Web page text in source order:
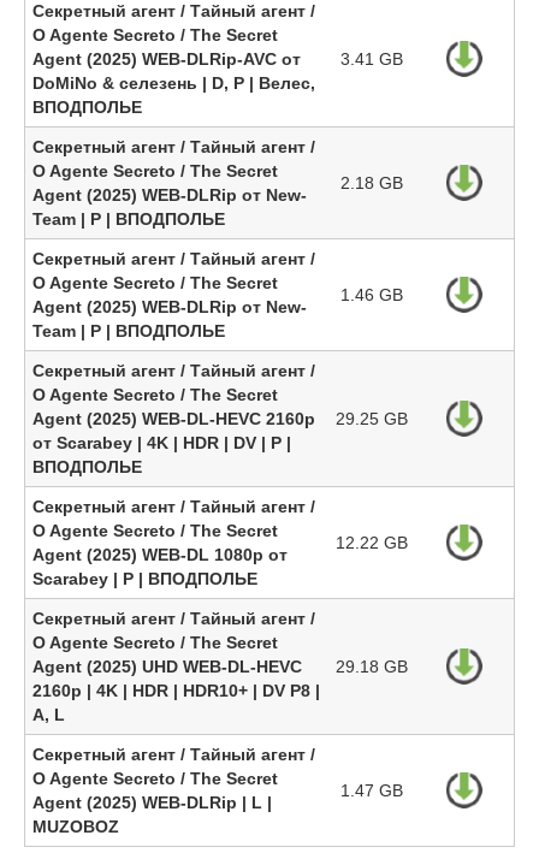
Секретный агент / Тайный агент /
O Agente Secreto / The Secret
Agent (2025) WEB-DLRip-AVC от
DoMiNo & селезень | D, P | Велес,
ВПОДПОЛЬЕ
3.41 GB
Секретный агент / Тайный агент /
O Agente Secreto / The Secret
Agent (2025) WEB-DLRip от New-
Team | P | ВПОДПОЛЬЕ
2.18 GB
Секретный агент / Тайный агент /
O Agente Secreto / The Secret
Agent (2025) WEB-DLRip от New-
Team | P | ВПОДПОЛЬЕ
1.46 GB
Секретный агент / Тайный агент /
O Agente Secreto / The Secret
Agent (2025) WEB-DL-HEVC 2160p
от Scarabey | 4K | HDR | DV | P |
ВПОДПОЛЬЕ
29.25 GB
Секретный агент / Тайный агент /
O Agente Secreto / The Secret
Agent (2025) WEB-DL 1080p от
Scarabey | P | ВПОДПОЛЬЕ
12.22 GB
Секретный агент / Тайный агент /
O Agente Secreto / The Secret
Agent (2025) UHD WEB-DL-HEVC
2160p | 4K | HDR | HDR10+ | DV P8 |
A, L
29.18 GB
Секретный агент / Тайный агент /
O Agente Secreto / The Secret
Agent (2025) WEB-DLRip | L |
MUZOBOZ
1.47 GB